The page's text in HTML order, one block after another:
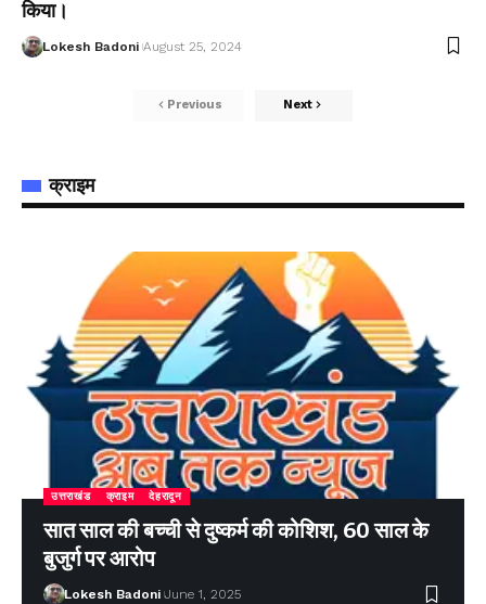
किया।
Lokesh Badoni August 25, 2024
Previous Next
क्राइम
उत्तराखंड क्राइम देहरादून
सात साल की बच्ची से दुष्कर्म की कोशिश, 60 साल के
बुजुर्ग पर आरोप
Lokesh Badoni June 1, 2025